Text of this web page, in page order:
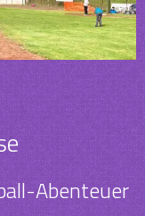
Abenteuer